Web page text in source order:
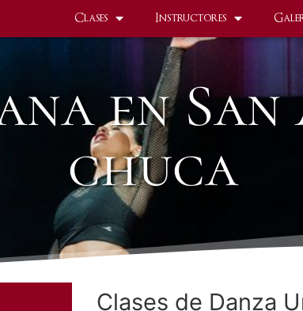
Clases Instructores
en
chuca
Clases de Danza